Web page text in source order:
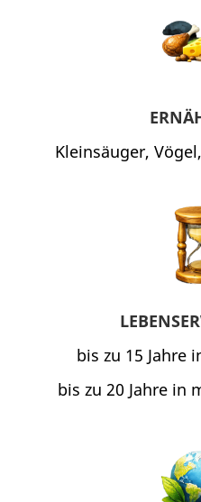
Kleinsäuger,
bis zu 15 Jahre
bis zu 20 Jahre in